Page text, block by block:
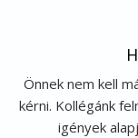
Önnek nem kell
kérni. Kollégánk
igények